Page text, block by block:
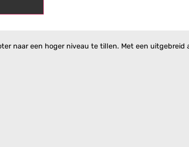
naar een hoger niveau te tillen. Met een